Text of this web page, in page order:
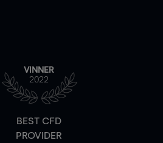
VINNER
2022
BEST CFD
PROVIDER